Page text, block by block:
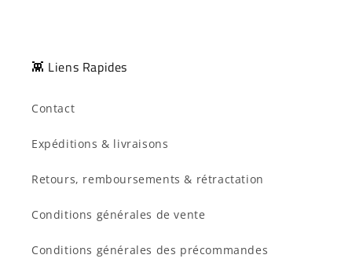
👾 Liens Rapides
Contact
Expéditions & livraisons
Retours, remboursements & rétractation
Conditions générales de vente
Conditions générales des précommandes